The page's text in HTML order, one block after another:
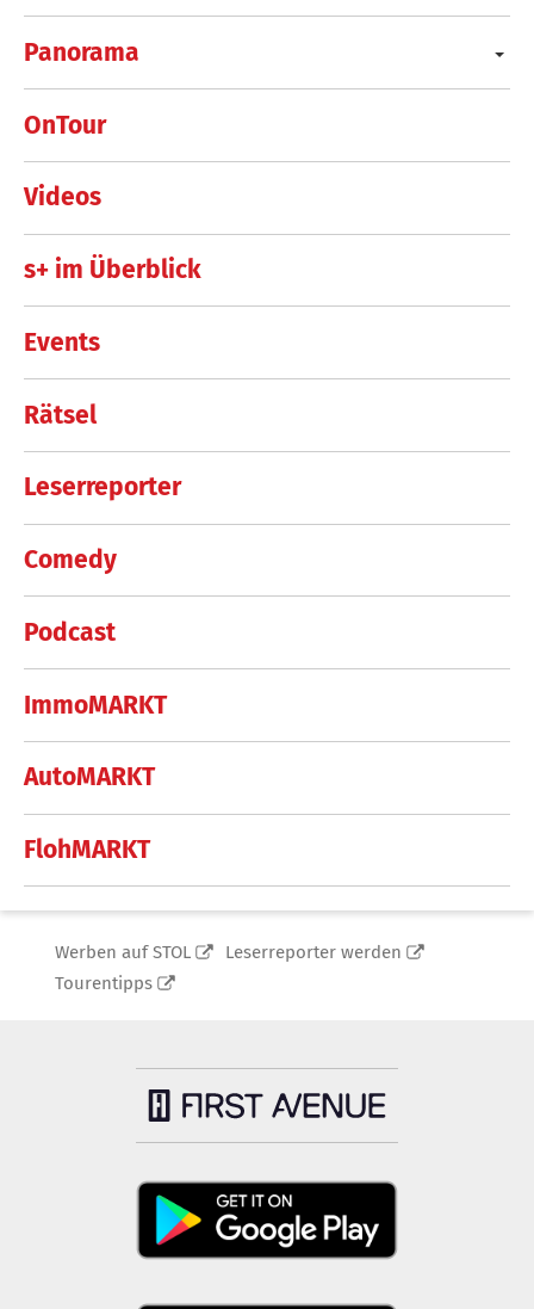
Panorama
OnTour
Videos
s+ im Überblick
Events
Rätsel
Leserreporter
Comedy
Podcast
ImmoMARKT
AutoMARKT
FlohMARKT
Werben auf STOL
Leserreporter werden
Tourentipps